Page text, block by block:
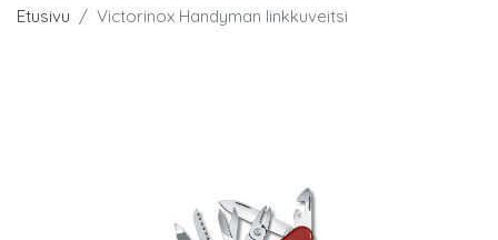
Etusivu Victorinox Handyman linkkuveitsi